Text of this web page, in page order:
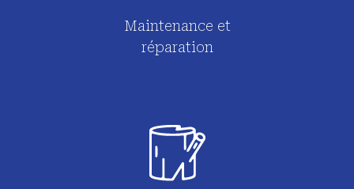
Maintenance et
réparation